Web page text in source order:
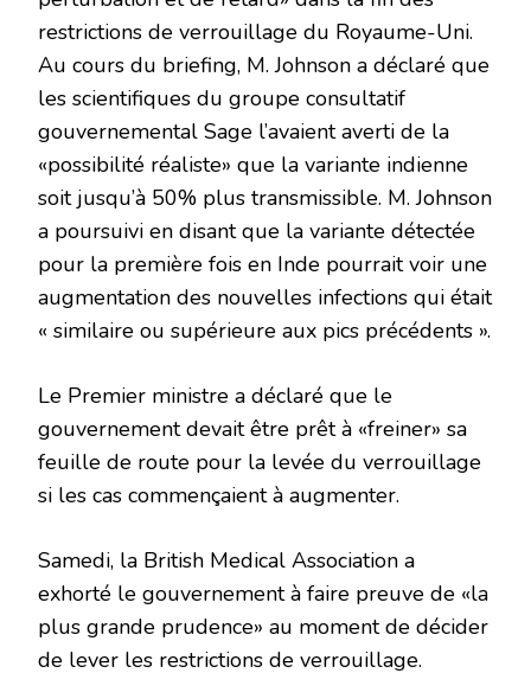
restrictions de verrouillage du Royaume-Uni.
Au cours du briefing, M. Johnson a déclaré que
les scientifiques du groupe consultatif
gouvernemental Sage l’avaient averti de la
«possibilité réaliste» que la variante indienne
soit jusqu’à 50% plus transmissible. M. Johnson
a poursuivi en disant que la variante détectée
pour la première fois en Inde pourrait voir une
augmentation des nouvelles infections qui était
« similaire ou supérieure aux pics précédents ».
Le Premier ministre a déclaré que le
gouvernement devait être prêt à «freiner» sa
feuille de route pour la levée du verrouillage
si les cas commençaient à augmenter.
Samedi, la British Medical Association a
exhorté le gouvernement à faire preuve de «la
plus grande prudence» au moment de décider
de lever les restrictions de verrouillage.